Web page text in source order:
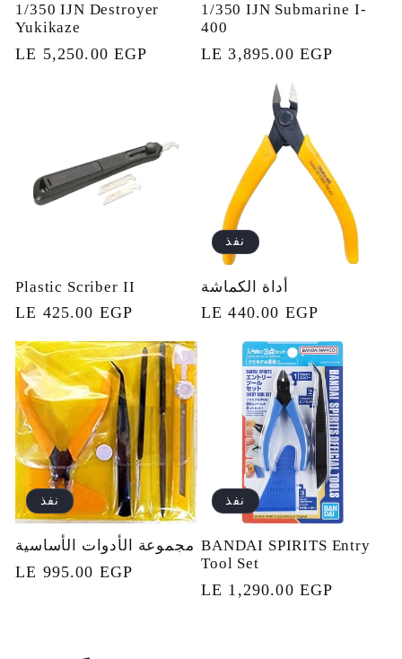
1/350 IJN Destroyer
Yukikaze
السعر
LE 5,250.00 EGP
1/350 IJN Submarine I-
400
السعر
LE 3,895.00 EGP
Plastic Scriber II
السعر
LE 425.00 EGP
نفذ
أداة الكماشة
السعر
LE 440.00 EGP
نفذ
مجموعة الأدوات الأساسية
السعر
LE 995.00 EGP
نفذ
BANDAI SPIRITS Entry
Tool Set
السعر
LE 1,290.00 EGP